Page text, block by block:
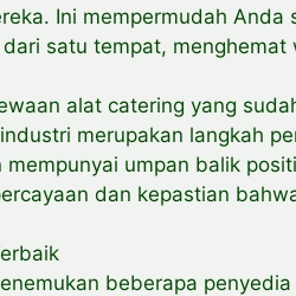
Ini mempermudah Anda
satu tempat, menghemat
alat catering yang
merupakan langkah
umpan balik
dan kepastian
beberapa penyedia